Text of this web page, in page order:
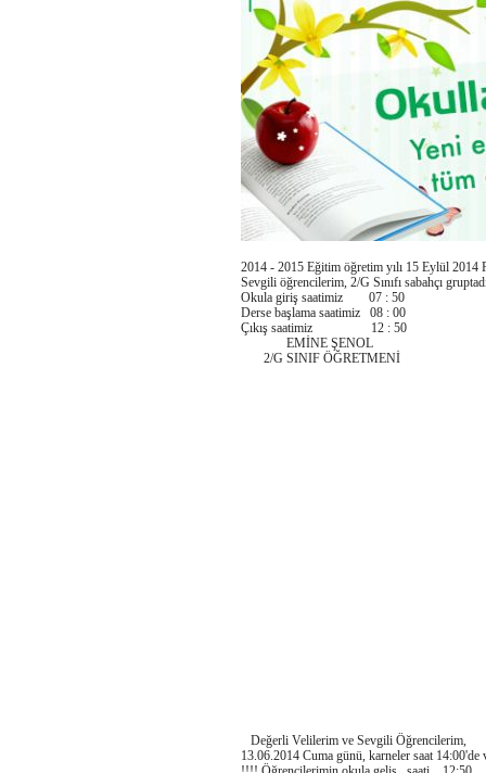
2014 - 2015 Eğitim öğretim yılı 15 Eylül 2014
Sevgili öğrencilerim, 2/G Sınıfı sabahçı
Okula giriş saatimiz 07 : 50
Derse başlama saatimiz 08 : 00
Çıkış saatimiz 12 : 50
EMİNE ŞENOL
2/G SINIF ÖĞRETMENİ
Değerli Velilerim ve Sevgili Öğrencilerim,
13.06.2014 Cuma günü, karneler saat 14:00'de